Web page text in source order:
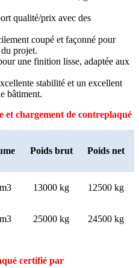
qualité/prix avec des
coupé et façonné pour
projet.
une finition lisse, adaptée aux
stabilité et un excellent
bâtiment.
et chargement de contreplaqué
Poids brut Poids net
13000 kg 12500 kg
25000 kg 24500 kg
certifié par